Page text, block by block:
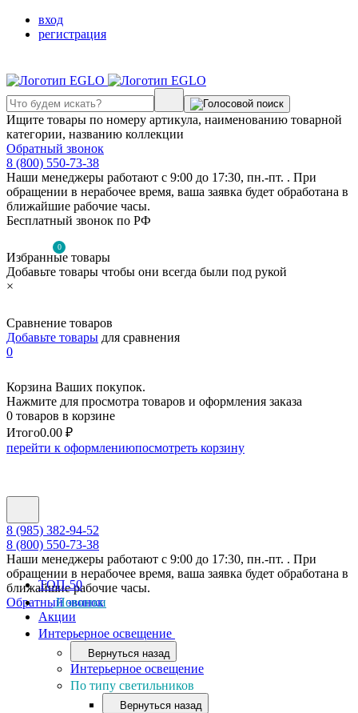
вход
регистрация
Ищите товары по номеру артикула, наименованию товарной
категории, названию коллекции
Обратный звонок
8 (800) 550-73-38
Наши менеджеры работают с 9:00 до 17:30, пн.-пт. . При
обращении в нерабочее время, ваша заявка будет обработана в
ближайшие рабочие часы.
Бесплатный звонок по РФ
0
Избранные товары
Добавьте товары чтобы они всегда были под рукой
×
Сравнение товаров
Добавьте товары для сравнения
0
Корзина Ваших покупок.
Нажмите для просмотра товаров и оформления заказа
0 товаров в корзине
Итого0.00 ₽
перейти к оформлениюпосмотреть корзину
8 (985) 382-94-52
8 (800) 550-73-38
Наши менеджеры работают с 9:00 до 17:30, пн.-пт. . При
обращении в нерабочее время, ваша заявка будет обработана в
ближайшие рабочие часы.
Обратный звонок
ТОП-50
Новинки
Акции
Интерьерное освещение
Вернуться назад
Интерьерное освещение
По типу светильников
Вернуться назад